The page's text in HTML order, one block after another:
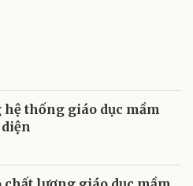
hệ thống giáo dục mầm